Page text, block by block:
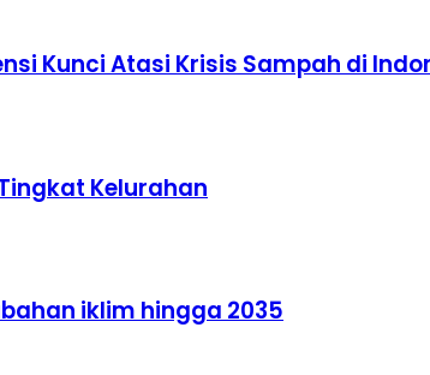
Kunci Atasi Krisis Sampah di
Kelurahan
iklim hingga 2035